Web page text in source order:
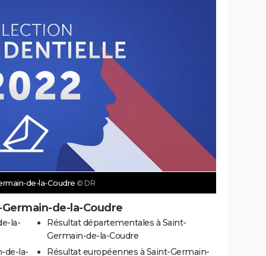
de-la-Coudre © DR
de-la-Coudre
la-
de-la-
Résultat départementales à Saint-
Germain-de-la-Coudre
Résultat européennes à Saint-Germain-